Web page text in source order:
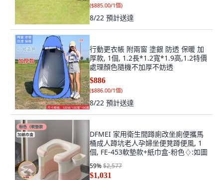
($885.00/1個)
8/22 預計送達
行動更衣帳 附兩窗 塗銀 防透 保暖 加
厚款, 1個, 1.2長*1.2寬*1.9高,1.2特價
處理顏色隨機不加厚不妨透
$886
($886.00/1個)
8/22 預計送達
DFMEI 家用衛生間蹲廁改坐廁便攜馬
桶成人蹲坑老人孕婦坐便凳蹲便風, 1
個, FE-453軟墊款+紙巾盒-粉色♢:如圖
59%$2,577
$1,031